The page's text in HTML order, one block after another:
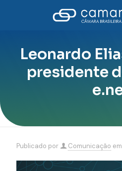
Leonardo
presidente
Publicado por Comunicação em